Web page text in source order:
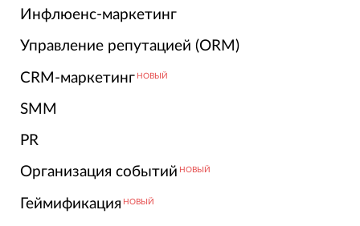
Инфлюенс-маркетинг
Управление репутацией (ORM)
CRM-маркетинг НОВЫЙ
SMM
PR
Организация событий НОВЫЙ
Геймификация НОВЫЙ